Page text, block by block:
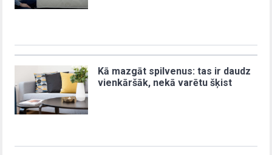
Kā mazgāt spilvenus: tas ir daudz
vienkāršāk, nekā varētu šķist